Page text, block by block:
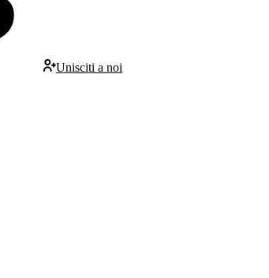
Unisciti a noi